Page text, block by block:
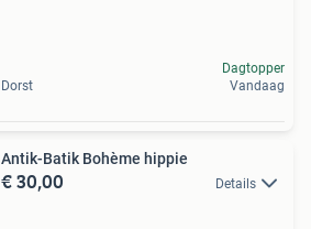
Dorst
Dagtopper
Vandaag
Antik-Batik Bohème hippie
€ 30,00 Details